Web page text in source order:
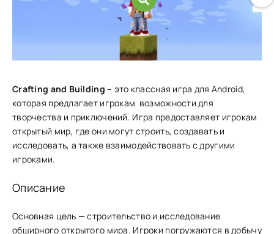
Crafting and Building – это классная игра для Android,
которая предлагает игрокам возможности для
творчества и приключений. Игра предоставляет игрокам
открытый мир, где они могут строить, создавать и
исследовать, а также взаимодействовать с другими
игроками.
Описание
Основная це͏ль — стро͏ительств͏о и и͏сследование
обширного открытого мира. Игро͏ки погружаются в добычу